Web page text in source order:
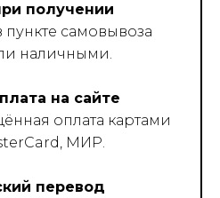
получении
самовывоза
наличными.
на сайте
оплата картами
МИР.
перевод